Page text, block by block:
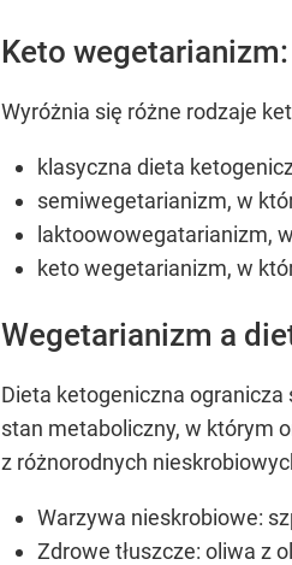
Keto
Wyróżnia się różne rodzaje
klasyczna dieta
semiwegetarianizm, w
laktoowowegatarianizm,
keto wegetarianizm, w
Wegetarianizm a
Dieta ketogeniczna
stan metaboliczny, w którym
z różnorodnych
Warzywa nieskrobiowe:
Zdrowe tłuszcze: oliwa z